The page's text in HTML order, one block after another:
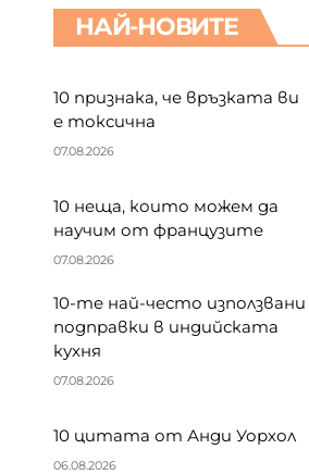
НАЙ-НОВИТЕ
10 признака, че връзката ви
е токсична
07.08.2026
10 неща, които можем да
научим от французите
07.08.2026
10-те най-често използвани
подправки в индийската
кухня
07.08.2026
10 цитата от Анди Уорхол
06.08.2026